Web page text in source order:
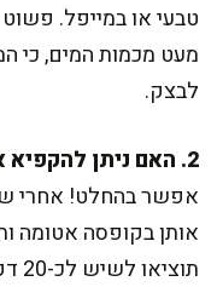
טבעי או במייפל.
מעט מכמות המים, כי
לבצק.
2. האם ניתן להקפיא את העוגיות?
אפשר בהחלט! אחרי
אותן בקופסה אטומה
תוציאו לשיש לכ-20 דקות או חממו בתנור לכמה רגעים.